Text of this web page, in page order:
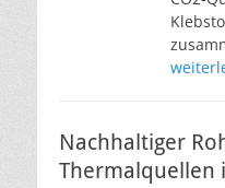
Nachhaltiger
Thermalquellen